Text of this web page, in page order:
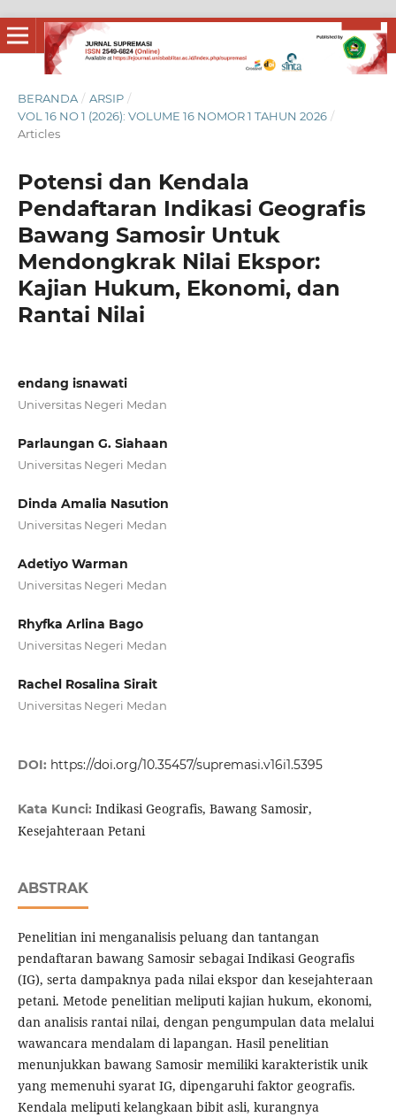
BERANDA / ARSIP /
VOL 16 NO 1 (2026): VOLUME 16 NOMOR 1 TAHUN 2026 /
Articles
Potensi dan Kendala
Pendaftaran Indikasi Geografis
Bawang Samosir Untuk
Mendongkrak Nilai Ekspor:
Kajian Hukum, Ekonomi, dan
Rantai Nilai
endang isnawati
Universitas Negeri Medan
Parlaungan G. Siahaan
Universitas Negeri Medan
Dinda Amalia Nasution
Universitas Negeri Medan
Adetiyo Warman
Universitas Negeri Medan
Rhyfka Arlina Bago
Universitas Negeri Medan
Rachel Rosalina Sirait
Universitas Negeri Medan
DOI: https://doi.org/10.35457/supremasi.v16i1.5395
Kata Kunci: Indikasi Geografis, Bawang Samosir,
Kesejahteraan Petani
ABSTRAK
Penelitian ini menganalisis peluang dan tantangan
pendaftaran bawang Samosir sebagai Indikasi Geografis
(IG), serta dampaknya pada nilai ekspor dan kesejahteraan
petani. Metode penelitian meliputi kajian hukum, ekonomi,
dan analisis rantai nilai, dengan pengumpulan data melalui
wawancara mendalam di lapangan. Hasil penelitian
menunjukkan bawang Samosir memiliki karakteristik unik
yang memenuhi syarat IG, dipengaruhi faktor geografis.
Kendala meliputi kelangkaan bibit asli, kurangnya